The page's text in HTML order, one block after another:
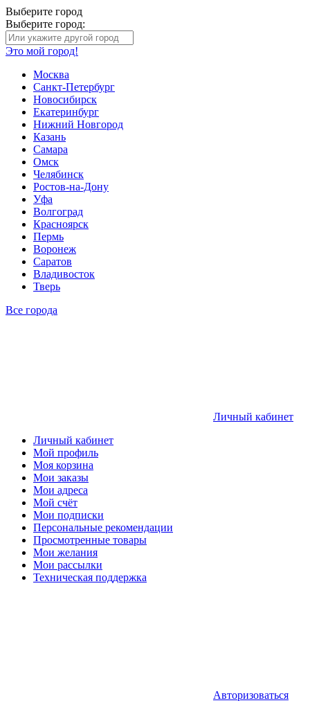
Выберите город
Выберите город:
Это мой город!
Москва
Санкт-Петербург
Новосибирск
Екатеринбург
Нижний Новгород
Казань
Самара
Омск
Челябинск
Ростов-на-Дону
Уфа
Волгоград
Красноярск
Пермь
Воронеж
Саратов
Владивосток
Тверь
Все города
Личный кабинет
Личный кабинет
Мой профиль
Моя корзина
Мои заказы
Мои адреса
Мой счёт
Мои подписки
Персональные рекомендации
Просмотренные товары
Мои желания
Мои рассылки
Техническая поддержка
Авторизоваться